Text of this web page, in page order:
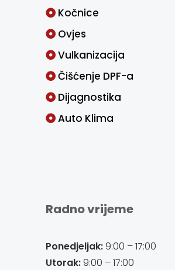
Kočnice
Ovjes
Vulkanizacija
Čišćenje DPF-a
Dijagnostika
Auto Klima
Radno vrijeme
Ponedjeljak:9:00 – 17:00
Utorak:9:00 – 17:00